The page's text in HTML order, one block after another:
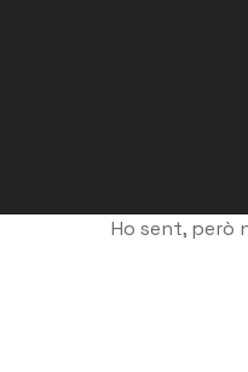
Ho sent, però